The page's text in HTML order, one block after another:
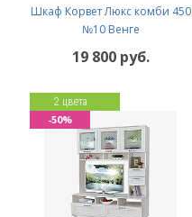
Шкаф Корвет Люкс комби 450
№10 Венге
19 800 руб.
2 цвета
-50%